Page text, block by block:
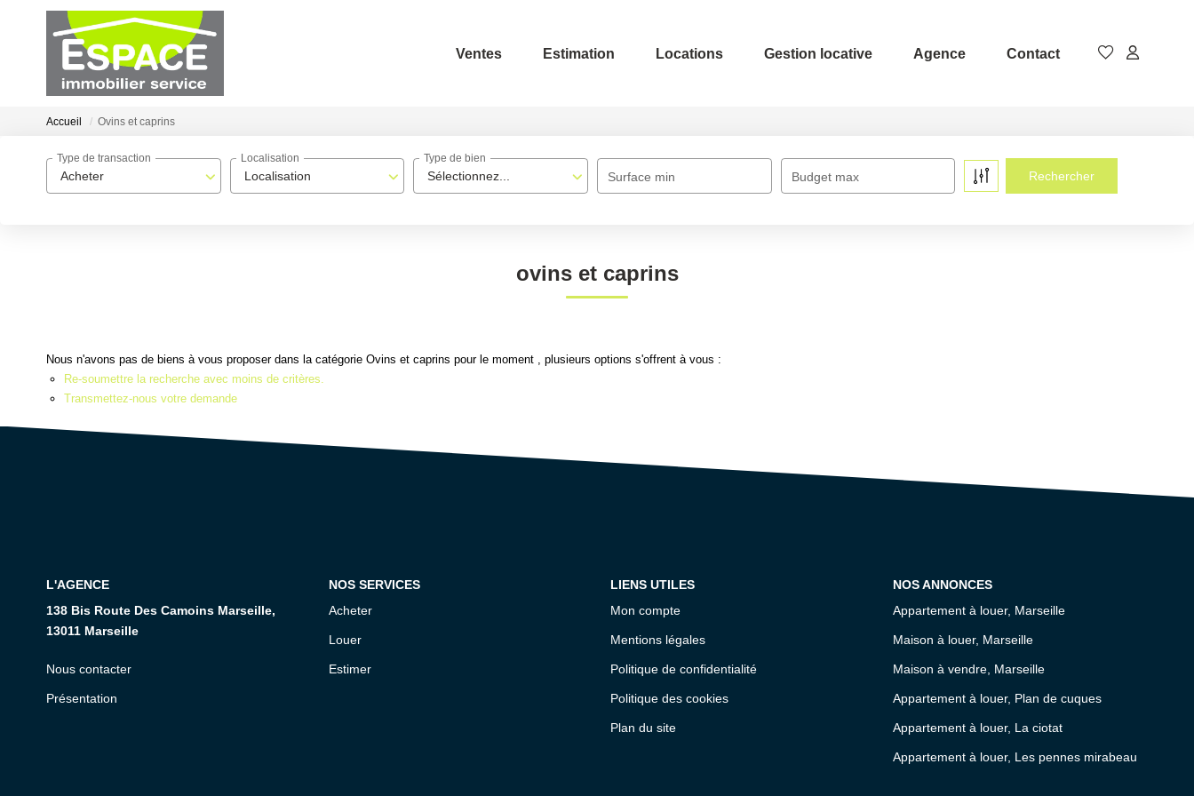
Ventes Estimation Locations Gestion locative Agence Contact
Accueil Ovins et caprins
Acheter
Type de transaction
Localisation
Localisation
Sélectionnez...
Type de bien
Surface min Budget max
ovins et caprins
Nous n'avons pas de biens à vous proposer dans la catégorie Ovins et caprins pour le moment , plusieurs options s'offrent à vous :
Re-soumettre la recherche avec moins de critères.
Transmettez-nous votre demande
L'AGENCE
138 Bis Route Des Camoins Marseille,
13011 Marseille
Nous contacter
Présentation
NOS SERVICES
Acheter
Louer
Estimer
LIENS UTILES
Mon compte
Mentions légales
Politique de confidentialité
Politique des cookies
Plan du site
NOS ANNONCES
Appartement à louer, Marseille
Maison à louer, Marseille
Maison à vendre, Marseille
Appartement à louer, Plan de cuques
Appartement à louer, La ciotat
Appartement à louer, Les pennes mirabeau